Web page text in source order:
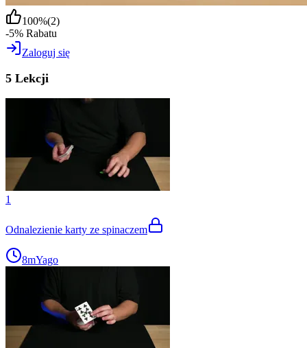
100%(2)
-5% Rabatu
Zaloguj się
5 Lekcji
1
Odnalezienie karty ze spinaczem
8mYago